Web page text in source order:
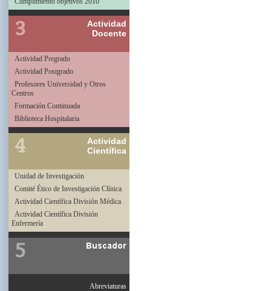
Actividad
Docente
Actividad Pregrado
Actividad Postgrado
Profesores Universidad y Otros
Centros
Formación Continuada
Biblioteca Hospitalaria
Actividad
Científica
Unidad de Investigación
Comité Ético de Investigación Clínica
Actividad Científica División Médica
Actividad Científica División
Enfermería
Abreviaturas